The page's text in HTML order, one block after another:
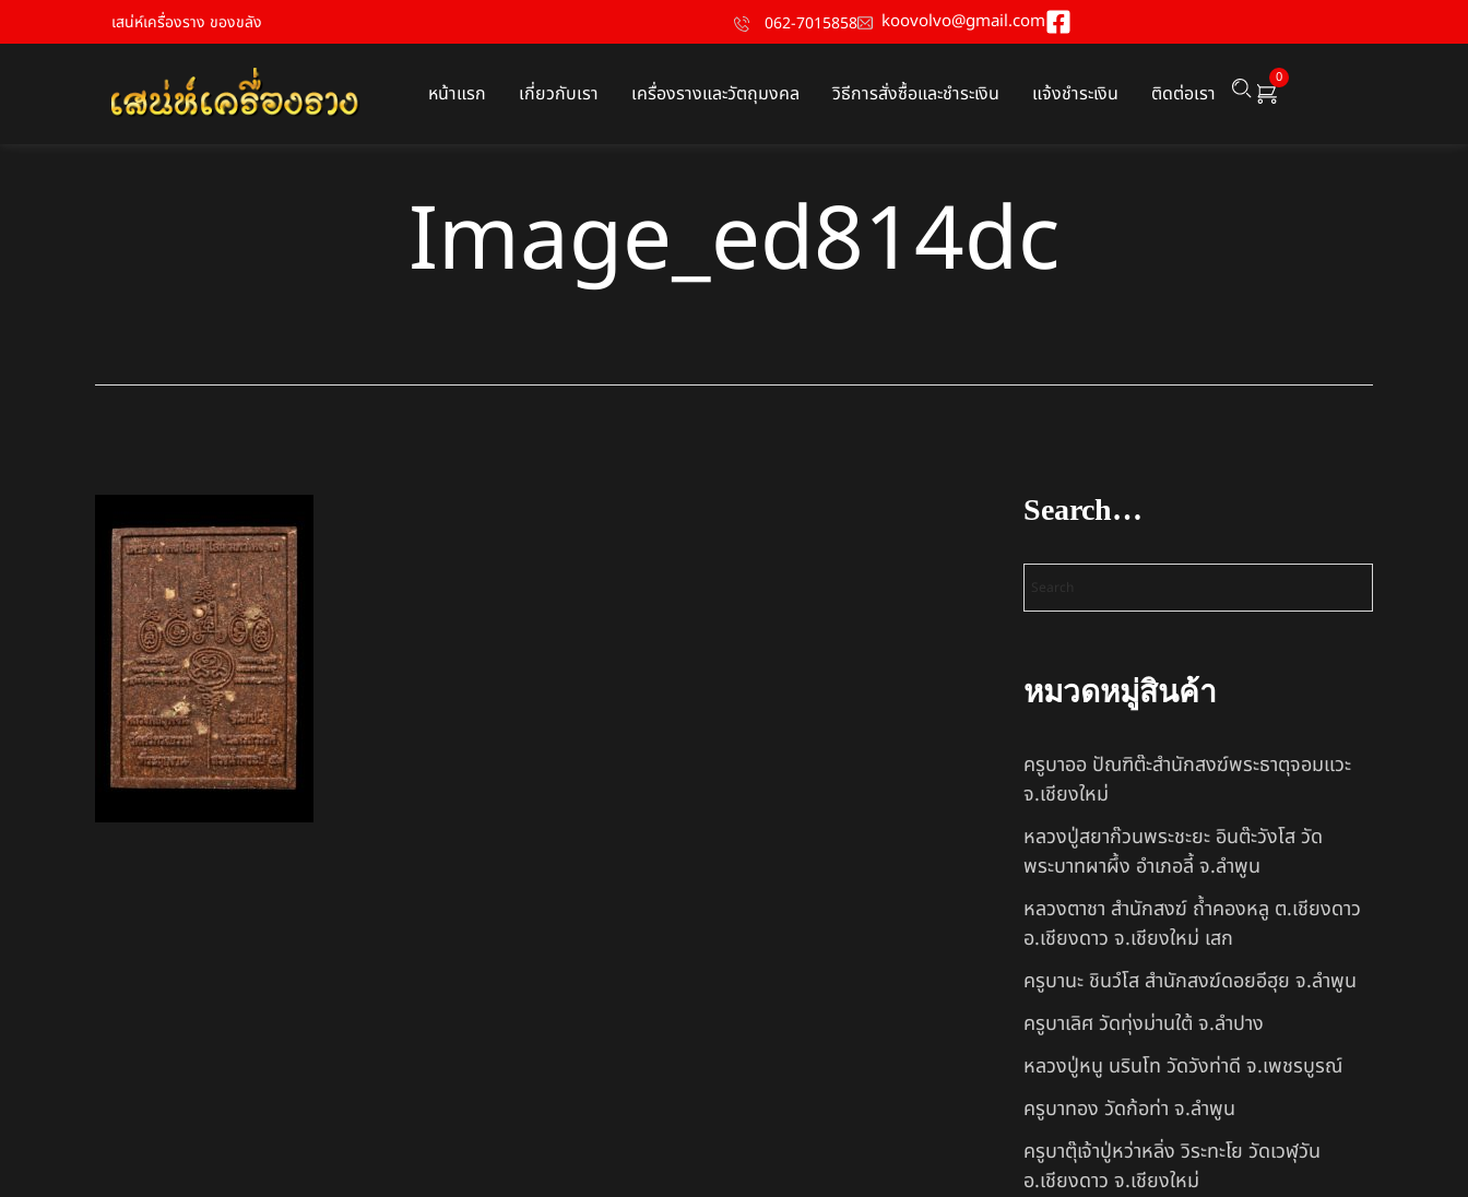
เสน่ห์เครื่องราง ของขลัง 062-7015858 koovolvo@gmail.com
หน้าแรก เกี่ยวกับเรา เครื่องรางและวัตถุมงคล วิธีการสั่งซื้อและชำระเงิน แจ้งชำระเงิน ติดต่อเรา
0
Image_ed814dc
Search…
หมวดหมู่สินค้า
ครูบาออ ปัณฑิต๊ะสำนักสงฆ์พระธาตุจอมแวะ
จ.เชียงใหม่
หลวงปู่สยาก๊วนพระชะยะ อินต๊ะวังโส วัด
พระบาทผาผึ้ง อำเภอลี้ จ.ลำพูน
หลวงตาชา สำนักสงฆ์ ถ้ำคองหลู ต.เชียงดาว
อ.เชียงดาว จ.เชียงใหม่ เสก
ครูบานะ ชินวํโส สำนักสงฆ์ดอยอีฮุย จ.ลำพูน
ครูบาเลิศ วัดทุ่งม่านใต้ จ.ลำปาง
หลวงปู่หนู นรินโท วัดวังท่าดี จ.เพชรบูรณ์
ครูบาทอง วัดก้อท่า จ.ลำพูน
ครูบาตุ๊เจ้าปู่หว่าหลิ่ง วิระทะโย วัดเวฬุวัน
อ.เชียงดาว จ.เชียงใหม่